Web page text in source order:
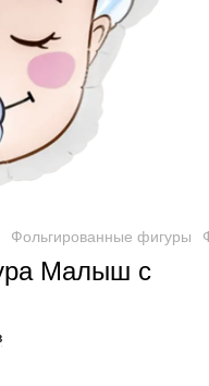
Фольгированные фигуры
Малыш с